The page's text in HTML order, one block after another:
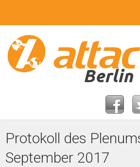
Protokoll des
September 2017